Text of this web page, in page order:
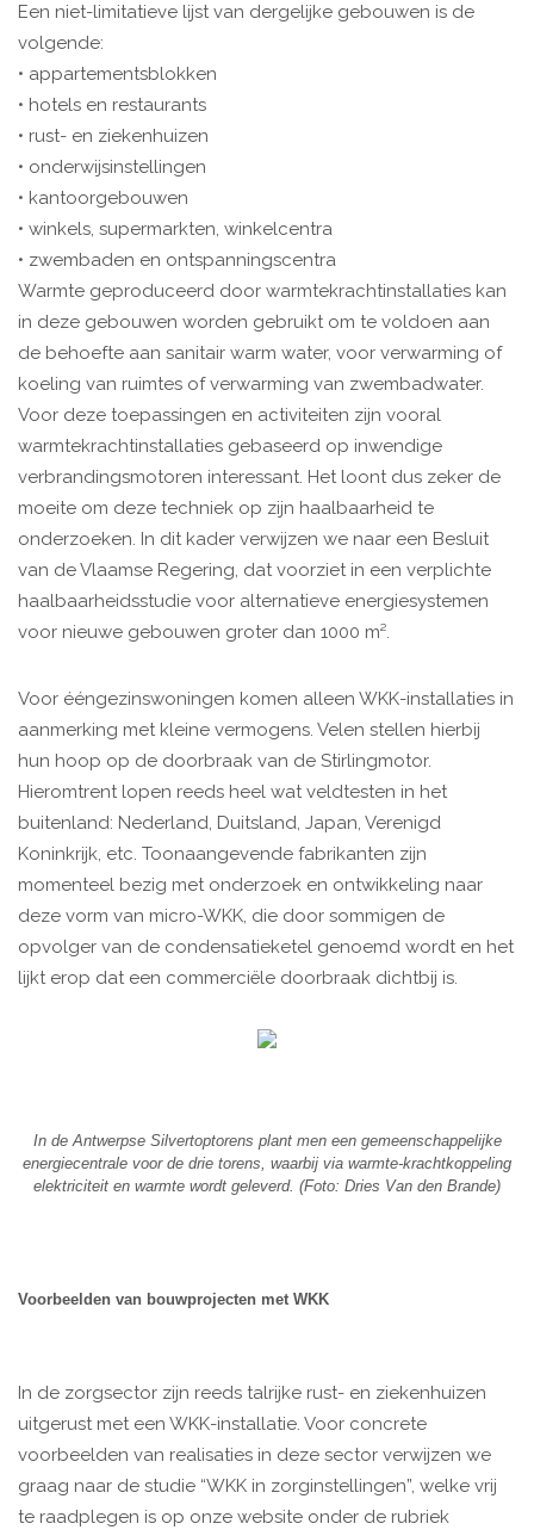
Een niet-limitatieve lijst van dergelijke gebouwen is de
volgende:
• appartementsblokken
• hotels en restaurants
• rust- en ziekenhuizen
• onderwijsinstellingen
• kantoorgebouwen
• winkels, supermarkten, winkelcentra
• zwembaden en ontspanningscentra
Warmte geproduceerd door warmtekrachtinstallaties kan
in deze gebouwen worden gebruikt om te voldoen aan
de behoefte aan sanitair warm water, voor verwarming of
koeling van ruimtes of verwarming van zwembadwater.
Voor deze toepassingen en activiteiten zijn vooral
warmtekrachtinstallaties gebaseerd op inwendige
verbrandingsmotoren interessant. Het loont dus zeker de
moeite om deze techniek op zijn haalbaarheid te
onderzoeken. In dit kader verwijzen we naar een Besluit
van de Vlaamse Regering, dat voorziet in een verplichte
haalbaarheidsstudie voor alternatieve energiesystemen
voor nieuwe gebouwen groter dan 1000 m².
Voor ééngezinswoningen komen alleen WKK-installaties in
aanmerking met kleine vermogens. Velen stellen hierbij
hun hoop op de doorbraak van de Stirlingmotor.
Hieromtrent lopen reeds heel wat veldtesten in het
buitenland: Nederland, Duitsland, Japan, Verenigd
Koninkrijk, etc. Toonaangevende fabrikanten zijn
momenteel bezig met onderzoek en ontwikkeling naar
deze vorm van micro-WKK, die door sommigen de
opvolger van de condensatieketel genoemd wordt en het
lijkt erop dat een commerciële doorbraak dichtbij is.
In de Antwerpse Silvertoptorens plant men een gemeenschappelijke
energiecentrale voor de drie torens, waarbij via warmte-krachtkoppeling
elektriciteit en warmte wordt geleverd. (Foto: Dries Van den Brande)
Voorbeelden van bouwprojecten met WKK
In de zorgsector zijn reeds talrijke rust- en ziekenhuizen
uitgerust met een WKK-installatie. Voor concrete
voorbeelden van realisaties in deze sector verwijzen we
graag naar de studie “WKK in zorginstellingen”, welke vrij
te raadplegen is op onze website onder de rubriek